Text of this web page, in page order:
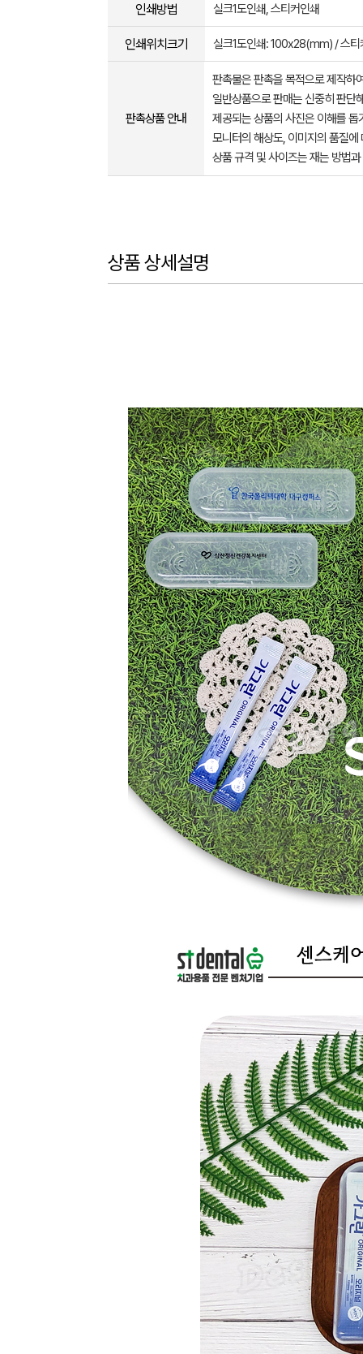
인쇄방법 실크1도인쇄, 스티커인쇄
인쇄위치크기 실크1도인쇄: 100x28(mm) / 스
판촉상품 안내
판촉물은 판촉을 목적으로 제작하
일반상품으로 판매는 신중히 판단
제공되는 상품의 사진은 이해를
모니터의 해상도, 이미지의 품질
상품 규격 및 사이즈는 재는 방법
상품 상세설명